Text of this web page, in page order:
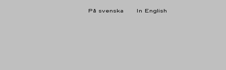
På svenska In English